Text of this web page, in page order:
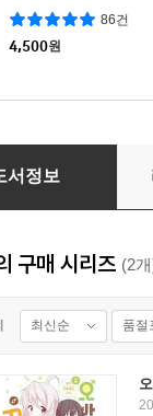
86건
4,500원
! 공식 앤솔로지 코
서정보
구매 시리즈 (2
최신순 품절